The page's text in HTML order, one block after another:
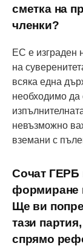
сметка на
членки?
EС е изграден
на
всяка една
необходимо да
невъзможно
вземани с
Сочат ГЕРБ
формиране
Ще ви
тази
спрямо